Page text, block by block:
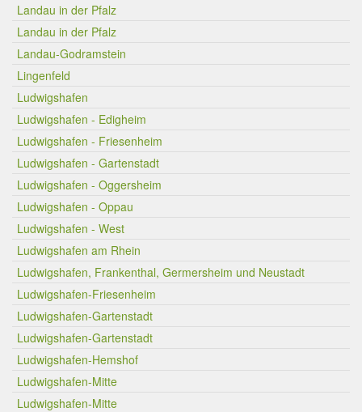
Landau in der Pfalz
Landau in der Pfalz
Landau-Godramstein
Lingenfeld
Ludwigshafen
Ludwigshafen - Edigheim
Ludwigshafen - Friesenheim
Ludwigshafen - Gartenstadt
Ludwigshafen - Oggersheim
Ludwigshafen - Oppau
Ludwigshafen - West
Ludwigshafen am Rhein
Ludwigshafen, Frankenthal, Germersheim und Neustadt
Ludwigshafen-Friesenheim
Ludwigshafen-Gartenstadt
Ludwigshafen-Gartenstadt
Ludwigshafen-Hemshof
Ludwigshafen-Mitte
Ludwigshafen-Mitte